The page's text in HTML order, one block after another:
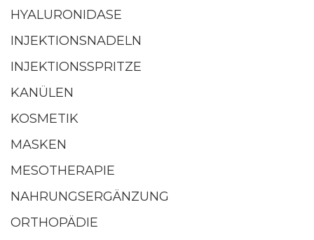
HYALURONIDASE
INJEKTIONSNADELN
INJEKTIONSSPRITZE
KANÜLEN
KOSMETIK
MASKEN
MESOTHERAPIE
NAHRUNGSERGÄNZUNG
ORTHOPÄDIE